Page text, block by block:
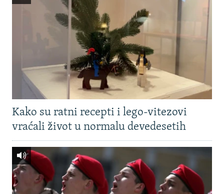
Kako su ratni recepti i lego-vitezovi
vraćali život u normalu devedesetih